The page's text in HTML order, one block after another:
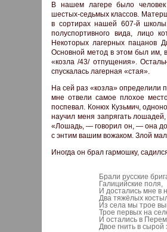
В нашем лагере было
шестых-седьмых классов.
в сортирах нашей 607-й
полуспортивного вида, лицо
Некоторых лагерных пацанов
Основной метод в этом был им,
«козла /43/ отпущения».
спускалась лагерная «стая».
На сей раз «козла» определили
мне отвели самое плохое
поспевал. Конюх Кузьмич,
научил меня запрягать
«Лошадь, — говорил он, — она
с энтим вашим вожаком. Злой
Иногда он брал гармошку,
Брали русские
Галицийские поля,
И достались мне в
Два тяжёлых
Из села мы трое
Трое первых на
И остались в
Двое гнить в сырой